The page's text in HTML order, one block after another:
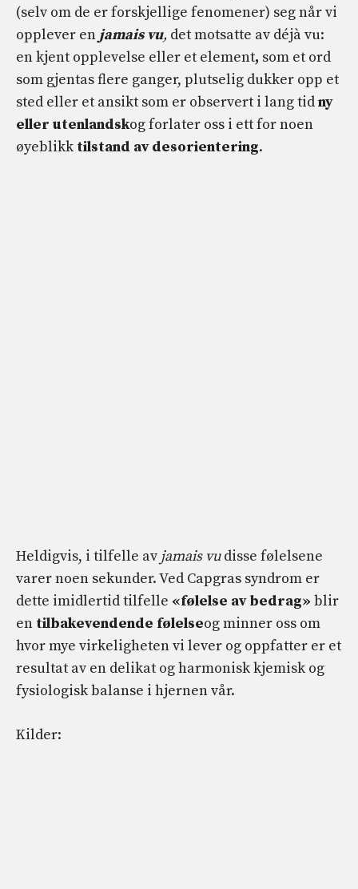
(selv om de er forskjellige fenomener) seg når vi
opplever en jamais vu, det motsatte av déjà vu:
en kjent opplevelse eller et element, som et ord
som gjentas flere ganger, plutselig dukker opp et
sted eller et ansikt som er observert i lang tidny
eller utenlandskog forlater oss i ett for noen
øyeblikk tilstand av desorientering.
Heldigvis, i tilfelle av jamais vudisse følelsene
varer noen sekunder. Ved Capgras syndrom er
dette imidlertid tilfelle «følelse av bedrag» blir
en tilbakevendende følelseog minner oss om
hvor mye virkeligheten vi lever og oppfatter er et
resultat av en delikat og harmonisk kjemisk og
fysiologisk balanse i hjernen vår.
Kilder: